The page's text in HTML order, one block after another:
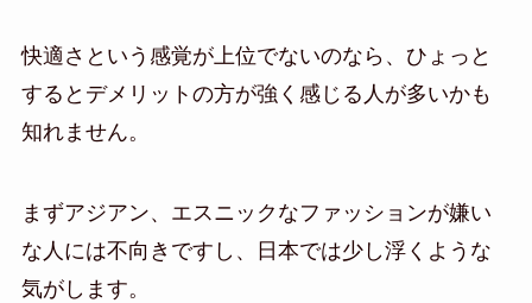
快適さという感覚が上位でないのなら、ひょっと
するとデメリットの方が強く感じる人が多いかも
知れません。
まずアジアン、エスニックなファッションが嫌い
な人には不向きですし、日本では少し浮くような
気がします。